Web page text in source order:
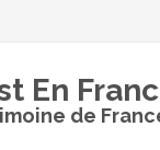
En
de